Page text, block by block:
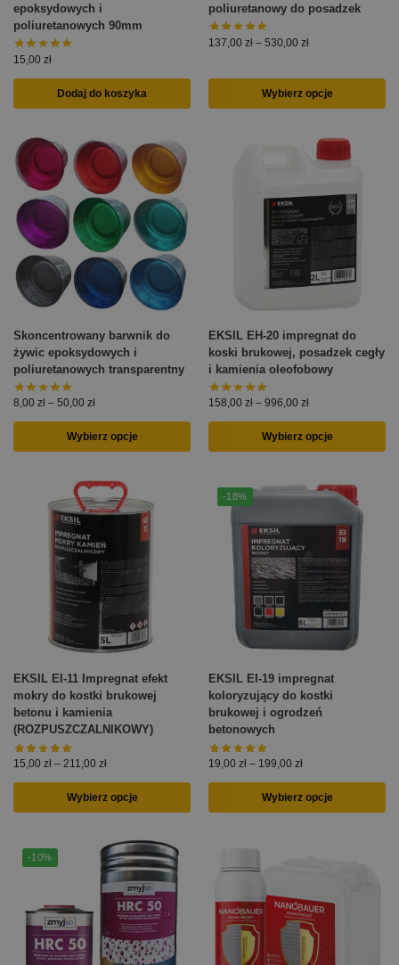
epoksydowych i
poliuretanowych 90mm
15,00 zł
Dodaj do koszyka
poliuretanowy do posadzek
137,00 zł – 530,00 zł
Wybierz opcje
Skoncentrowany barwnik do
żywic epoksydowych i
poliuretanowych transparentny
8,00 zł – 50,00 zł
Wybierz opcje
EKSIL EH-20 impregnat do
koski brukowej, posadzek cegły
i kamienia oleofobowy
158,00 zł – 996,00 zł
Wybierz opcje
EKSIL EI-11 Impregnat efekt
mokry do kostki brukowej
betonu i kamienia
(ROZPUSZCZALNIKOWY)
15,00 zł – 211,00 zł
Wybierz opcje
-18%
EKSIL EI-19 impregnat
koloryzujący do kostki
brukowej i ogrodzeń
betonowych
19,00 zł – 199,00 zł
Wybierz opcje
-10%